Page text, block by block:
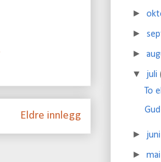
Eldre innlegg
►
►
►
▼ juli
To
►
►